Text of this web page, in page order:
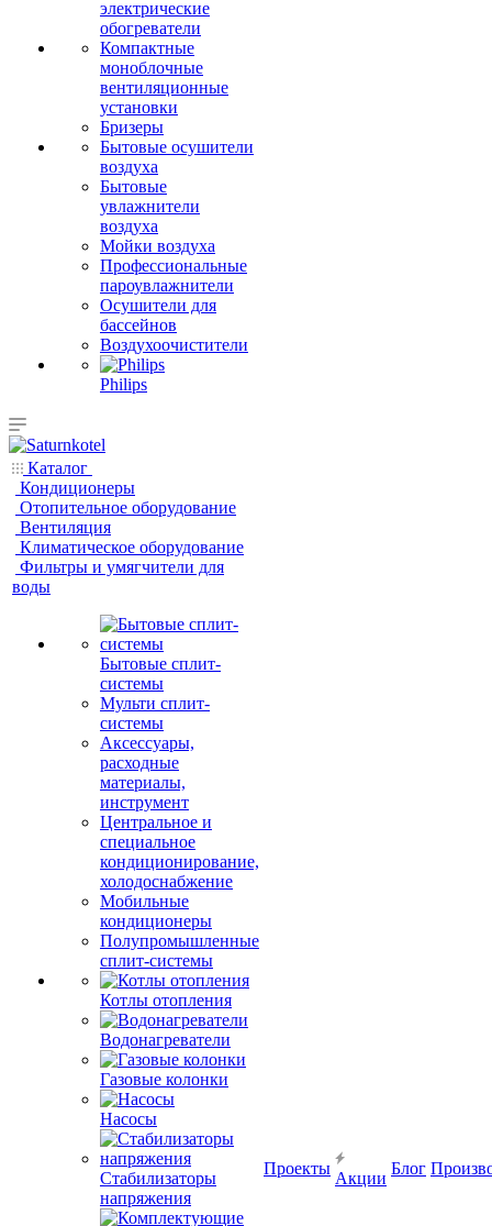
электрические
обогреватели
Компактные
моноблочные
вентиляционные
установки
Бризеры
Бытовые осушители
воздуха
Бытовые
увлажнители
воздуха
Мойки воздуха
Профессиональные
пароувлажнители
Осушители для
бассейнов
Воздухоочистители
Philips
Каталог
Кондиционеры
Отопительное оборудование
Вентиляция
Климатическое оборудование
Фильтры и умягчители для
воды
Бытовые сплит-
системы
Мульти сплит-
системы
Аксессуары,
расходные
материалы,
инструмент
Центральное и
специальное
кондиционирование,
холодоснабжение
Мобильные
кондиционеры
Полупромышленные
сплит-системы
Котлы отопления
Водонагреватели
Газовые колонки
Насосы
Стабилизаторы
напряжения
Проекты
Акции
Блог